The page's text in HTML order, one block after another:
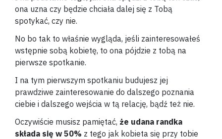
ona uzna czy będzie chciała dalej się z Tobą
spotykać, czy nie.
No bo tak to właśnie wygląda, jeśli zainteresowałeś
wstępnie sobą kobietę, to ona pójdzie z tobą na
pierwsze spotkanie.
I na tym pierwszym spotkaniu budujesz jej
prawdziwe zainteresowanie do dalszego poznania
ciebie i dalszego wejścia w tą relację, bądź też nie.
Oczywiście musisz pamiętać, że udana randka
składa się w 50% z tego jak kobieta się przy tobie